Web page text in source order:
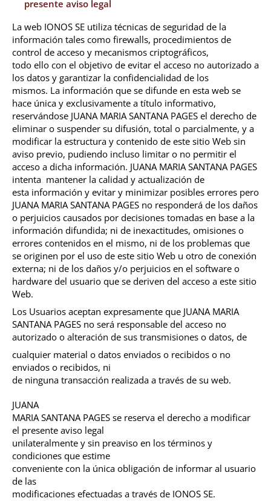
presente aviso legal
La web IONOS SE utiliza técnicas de seguridad de la
información tales como firewalls, procedimientos de
control de acceso y mecanismos criptográficos,
todo ello con el objetivo de evitar el acceso no autorizado a
los datos y garantizar la confidencialidad de los
mismos. La información que se difunde en esta web se
hace única y exclusivamente a título informativo,
reservándose JUANA MARIA SANTANA PAGES el derecho de
eliminar osuspender su difusión, total o parcialmente, y a
modificar la estructura ycontenido de este sitio Web sin
aviso previo, pudiendo incluso limitar o no permitir el
acceso a dicha información. JUANA MARIA SANTANA PAGES
intenta mantener la calidad y actualización de
esta información y evitar y minimizar posibles errores pero
JUANA MARIA SANTANAPAGES no responderá de los daños
o perjuicios causados por decisiones tomadasen base a la
información difundida; ni de inexactitudes, omisiones o
errorescontenidos en el mismo, ni de los problemas que
se originen por el uso de estesitio Web u otro de conexión
externa; ni de los daños y/o perjuicios en el software o
hardware del usuario que se deriven del acceso a este sitio
Web.
Los Usuarios aceptan expresamente que JUANA MARIA
SANTANA PAGES no será responsabledel acceso no
autorizado o alteración de sus transmisiones o datos, de
cualquier material o datos enviados o recibidos o no
enviados o recibidos, ni
de ninguna transacción realizada a través de su web.
JUANA
MARIA SANTANA PAGES se reserva el derecho a modificar
el presente aviso legal
unilateralmente y sin preaviso en los términos y
condiciones que estime
conveniente con la única obligación de informar al usuario
de las
modificaciones efectuadas a través de IONOS SE.